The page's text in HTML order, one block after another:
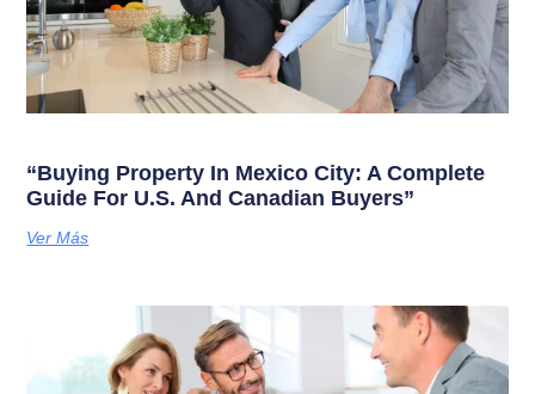
“Buying Property In Mexico City: A Complete
Guide For U.S. And Canadian Buyers”
Ver Más